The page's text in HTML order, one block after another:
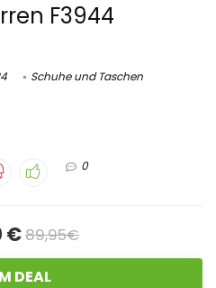
F3944
Schuhe und Taschen
0
€89,95€
DEAL